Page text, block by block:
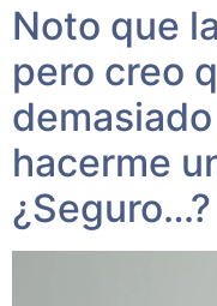
Noto que
pero creo
hacerme
¿Seguro…?